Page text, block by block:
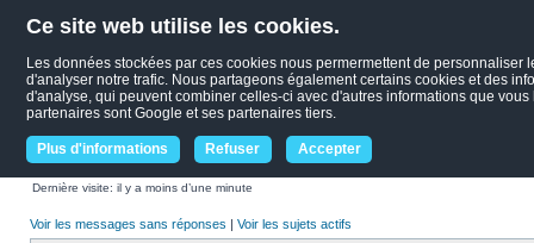
Ce site web utilise les cookies.
Les données stockées par ces cookies nous permermettent de
d'analyser notre trafic. Nous partageons également certains cookies et des
d'analyse, qui peuvent combiner celles-ci avec d'autres informations que
partenaires sont Google et ses partenaires tiers.
Plus d'informations Refuser Accepter
Dernière visite: il y a moins d’une minute
Voir les messages sans réponses | Voir les sujets actifs